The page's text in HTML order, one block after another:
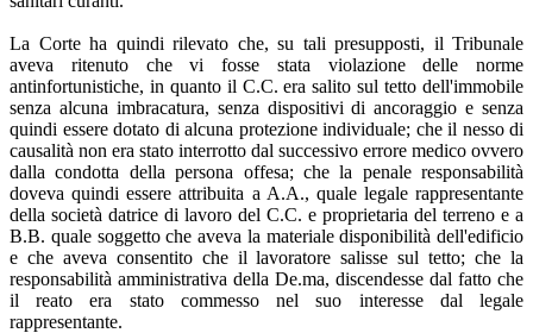
La Corte ha quindi rilevato che, su tali presupposti, il Tribunale
aveva ritenuto che vi fosse stata violazione delle norme
antinfortunistiche, in quanto il C.C. era salito sul tetto dell'immobile
senza alcuna imbracatura, senza dispositivi di ancoraggio e senza
quindi essere dotato di alcuna protezione individuale; che il nesso di
causalità non era stato interrotto dal successivo errore medico ovvero
dalla condotta della persona offesa; che la penale responsabilità
doveva quindi essere attribuita a A.A., quale legale rappresentante
della società datrice di lavoro del C.C. e proprietaria del terreno e a
B.B. quale soggetto che aveva la materiale disponibilità dell'edificio
e che aveva consentito che il lavoratore salisse sul tetto; che la
responsabilità amministrativa della De.ma, discendesse dal fatto che
il reato era stato commesso nel suo interesse dal legale
rappresentante.